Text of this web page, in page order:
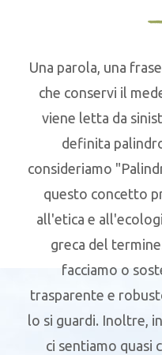
Una parola, una
che conservi il
viene letta da
definita
consideriamo
questo concetto
all'etica e
greca del
facciamo o
trasparente e
lo si guardi. Inoltre,
ci sentiamo quasi